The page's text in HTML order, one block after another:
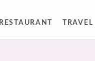
RESTAURANT TRAVEL